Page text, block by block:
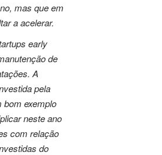
mas que em
a acelerar.
early
de
A
pela
bom exemplo
neste ano
com relação
do